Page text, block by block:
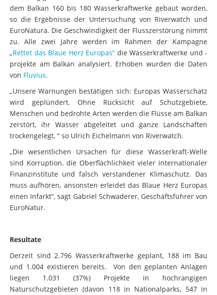
dem Balkan 160 bis 180 Wasserkraftwerke gebaut worden,
so die Ergebnisse der Untersuchung von Riverwatch und
EuroNatura. Die Geschwindigkeit der Flusszerstörung nimmt
zu. Alle zwei Jahre werden im Rahmen der Kampagne
„Rettet das Blaue Herz Europas“ die Wasserkraftwerke und -
projekte am Balkan analysiert. Erhoben wurden die Daten
von Fluvius.
„Unsere Warnungen bestätigen sich: Europas Wasserschatz
wird geplündert. Ohne Rücksicht auf Schutzgebiete,
Menschen und bedrohte Arten werden die Flüsse am Balkan
zerstört, ihr Wasser abgeleitet und ganze Landschaften
trockengelegt, “ so Ulrich Eichelmann von Riverwatch.
„Die wesentlichen Ursachen für diese Wasserkraft-Welle
sind Korruption, die Oberflächlichkeit vieler internationaler
Finanzinstitute und falsch verstandener Klimaschutz. Das
muss aufhören, ansonsten erleidet das Blaue Herz Europas
einen Infarkt“, sagt Gabriel Schwaderer, Geschäftsführer von
EuroNatur.
Resultate
Derzeit sind2.796Wasserkraftwerke geplant, 188 im Bau
und 1.004 existieren bereits. Von den geplanten Anlagen
liegen 1.031 (37%) Projekte in hochrangigen
Naturschutzgebieten (davon 118 in Nationalparks, 547 in